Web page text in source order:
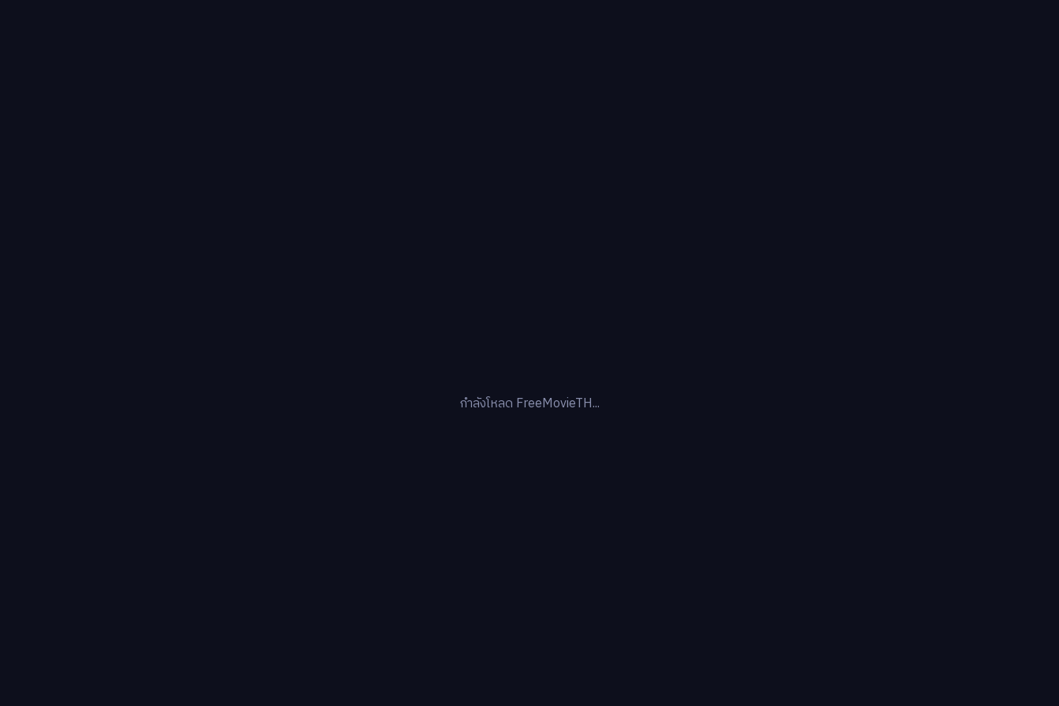
กำลังโหลด FreeMovieTH...